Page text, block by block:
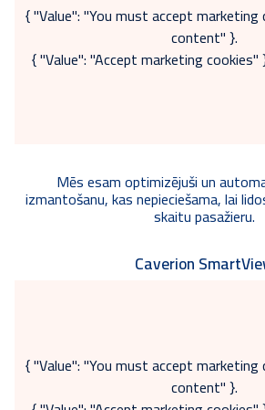
{ "Value": "You must accept
content" }.
{ "Value": "Accept marketing cookies"
Mēs esam optimizējuši un
izmantošanu, kas nepieciešama, lai
skaitu pasažieru.
Caverion
{ "Value": "You must accept
content" }.